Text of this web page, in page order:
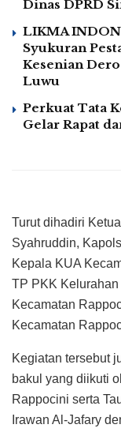
Dinas DPRD
LIKMA
Syukuran
Kesenian
Luwu
Perkuat Tata
Gelar Rapat
Turut dihadiri
Syahruddin,
Kepala KUA
TP PKK
Kecamatan
Kecamatan
Kegiatan tersebut
bakul yang diikuti
Rappocini serta
Irawan Al-Jafary